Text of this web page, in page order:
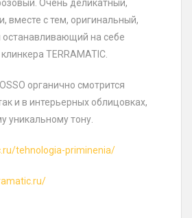
Очень деликатный,
вместе с тем, оригинальный,
на себе
TERRAMATIC.
органично смотрится
и в интерьерных облицовках,
уникальному тону.
tehnologia-priminenia/